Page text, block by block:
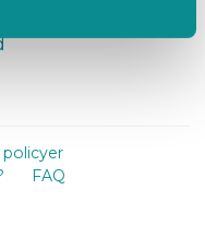
policyer
FAQ